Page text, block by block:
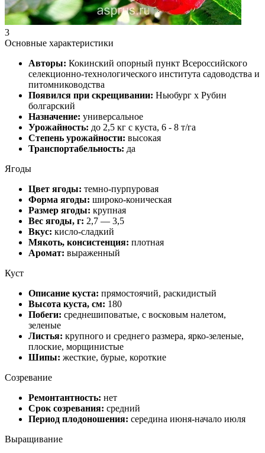
3
Основные характеристики
Авторы: Кокинский опорный пункт Всероссийского
селекционно-технологического института садоводства и
питомниководства
Появился при скрещивании: Ньюбург х Рубин
бoлгapcкий
Назначение: универсальное
Урожайность: до 2,5 кг с куста, 6 - 8 т/га
Степень урожайности: высокая
Транспортабельность: да
Ягоды
Цвет ягоды: темно-пурпуровая
Форма ягоды: широко-коническая
Размер ягоды: крупная
Вес ягоды, г: 2,7 — 3,5
Вкус: кисло-сладкий
Мякоть, консистенция: плотная
Аромат: выраженный
Куст
Описание куста: прямостоячий, раскидистый
Высота куста, см: 180
Побеги: среднешиповатые, с восковым налетом,
зеленые
Листья: крупного и среднего размера, ярко-зеленые,
плоские, морщинистые
Шипы: жесткие, бурые, короткие
Созревание
Ремонтантность: нет
Срок созревания: средний
Период плодоношения: середина июня-начало июля
Выращивание